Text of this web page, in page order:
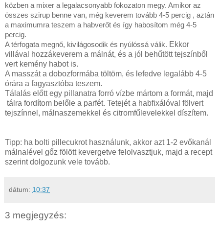
közben a mixer a legalacsonyabb fokozaton megy. Amikor az
összes szirup benne van, még keverem tovább 4-5 percig , aztán
a maximumra teszem a habverőt és így habosítom még 4-5
percig.
A térfogata megnő, kivilágosodik és nyúlóssá válik. Ekkor
villával hozzákeverem a málnát, és a jól behűtött tejszínből
vert kemény habot is.
A masszát a dobozformába töltöm, és lefedve legalább 4-5
órára a fagyasztóba teszem.
Tálalás előtt egy pillanatra forró vízbe mártom a formát, majd
tálra fordítom belőle a parfét. Tetejét a habfixálóval fölvert
tejszínnel, málnaszemekkel és citromfűlevelekkel díszítem.
Tipp: ha bolti pillecukrot használunk, akkor azt 1-2 evőkanál
málnalével gőz fölött kevergetve felolvasztjuk, majd a recept
szerint dolgozunk vele tovább.
dátum: 10:37
3 megjegyzés: